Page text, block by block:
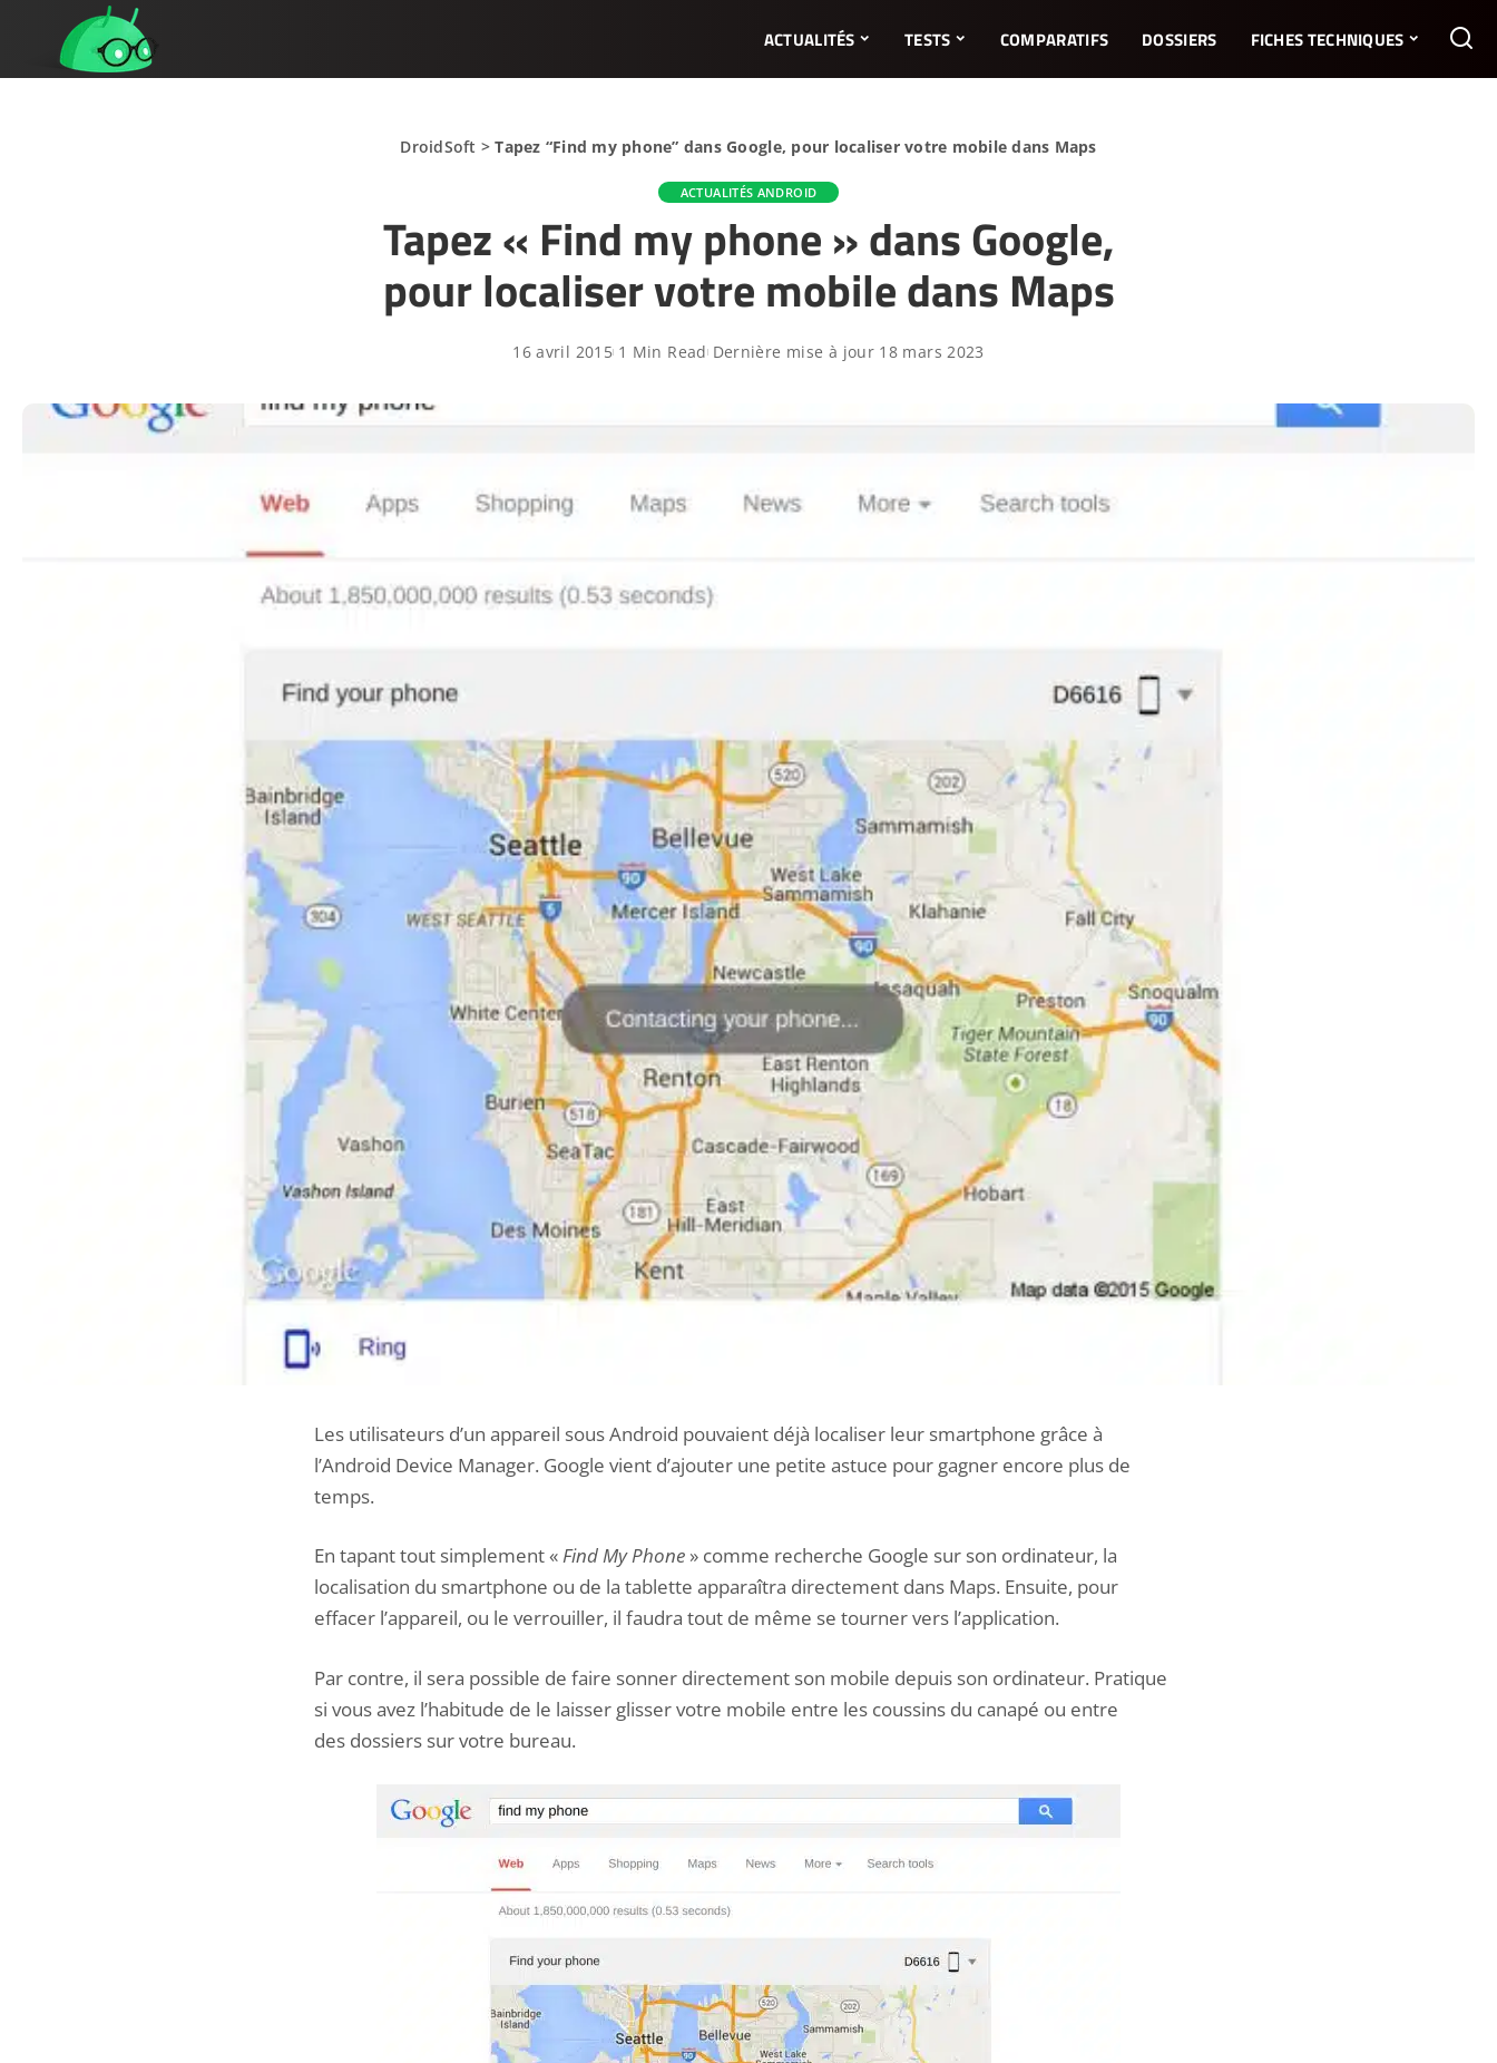
ACTUALITÉS TESTS COMPARATIFS DOSSIERS FICHES TECHNIQUES
DroidSoft >Tapez “Find my phone” dans Google, pour localiser votre mobile dans Maps
ACTUALITÉS ANDROID
Tapez « Find my phone » dans Google,
pour localiser votre mobile dans Maps
16 avril 2015 1 Min Read Dernière mise à jour 18 mars 2023
Les utilisateurs d’un appareil sous Android pouvaient déjà localiser leur smartphone grâce à
l’Android Device Manager. Google vient d’ajouter une petite astuce pour gagner encore plus de
temps.
En tapant tout simplement «Find My Phone » comme recherche Google sur son ordinateur, la
localisation du smartphone ou de la tablette apparaîtra directement dans Maps. Ensuite, pour
effacer l’appareil, ou le verrouiller, il faudra tout de même se tourner vers l’application.
Par contre, il sera possible de faire sonner directement son mobile depuis son ordinateur. Pratique
si vous avez l’habitude de le laisser glisser votre mobile entre les coussins du canapé ou entre
des dossiers sur votre bureau.